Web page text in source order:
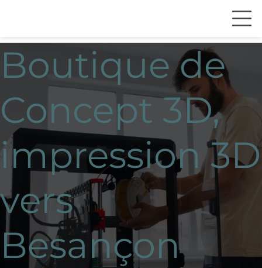
Boutique de
Concept 3D,
impression 3D
vers
Besançon